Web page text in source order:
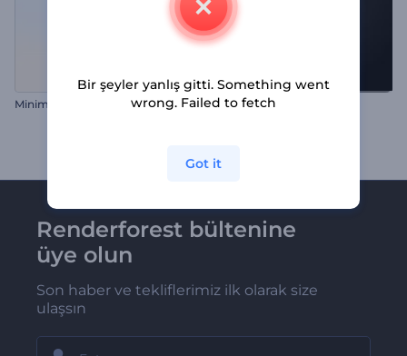
Minimal Ticari Logo Gösterimi Alevli Logo Gösterimi
Renderforest bültenine
üye olun
Son haber ve tekliflerimiz ilk olarak size
ulaşsın
Bir şeyler yanlış gitti. Something went
wrong. Failed to fetch
Got it